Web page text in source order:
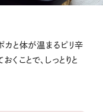
カと体が温まるピリ辛
ことで、しっとりと